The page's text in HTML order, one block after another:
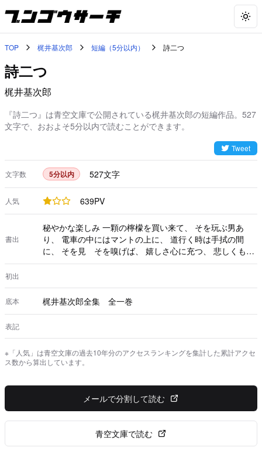
TOP 梶井基次郎 短編（5分以内） 詩二つ
詩二つ
梶井基次郎
『詩二つ』は青空文庫で公開されている梶井基次郎の短編作品。527
文字で、おおよそ5分以内で読むことができます。
Tweet
文字数 5分以内 527文字
人気 639PV
書出
秘やかな楽しみ 一顆の檸檬を買い来て、 そを玩ぶ男あ
り、 電車の中にはマントの上に、 道行く時は手拭の間
に、 そを見 そを嗅げば、 嬉しさ心に充つ、 悲しくも友
に離りて ひとり 唯独り 我が立つは丸善の洋書棚の
ス 心をよろこばさず、 独り 唯ひとり、心に浮ぶ楽し
み、 秘やかにレモンを探り、 色のよき 本を積み重ね、
その上にレモンをのせて見
初出
底本 梶井基次郎全集 全一巻
表記
※「人気」は青空文庫の過去10年分のアクセスランキングを集計した累計アクセ
ス数から算出しています。
メールで分割して読む
青空文庫で読む